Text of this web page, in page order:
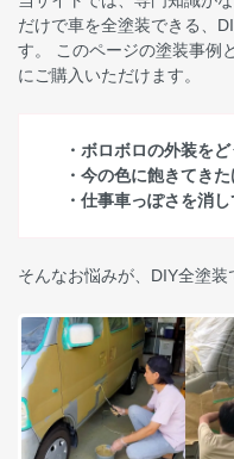
だけで車を全塗装できる、
す。 このページの塗装事例
にご購入いただけます。
・ボロボロの外装を
・今の色に飽きてき
・仕事車っぽさを消
そんなお悩みが、DIY全塗装